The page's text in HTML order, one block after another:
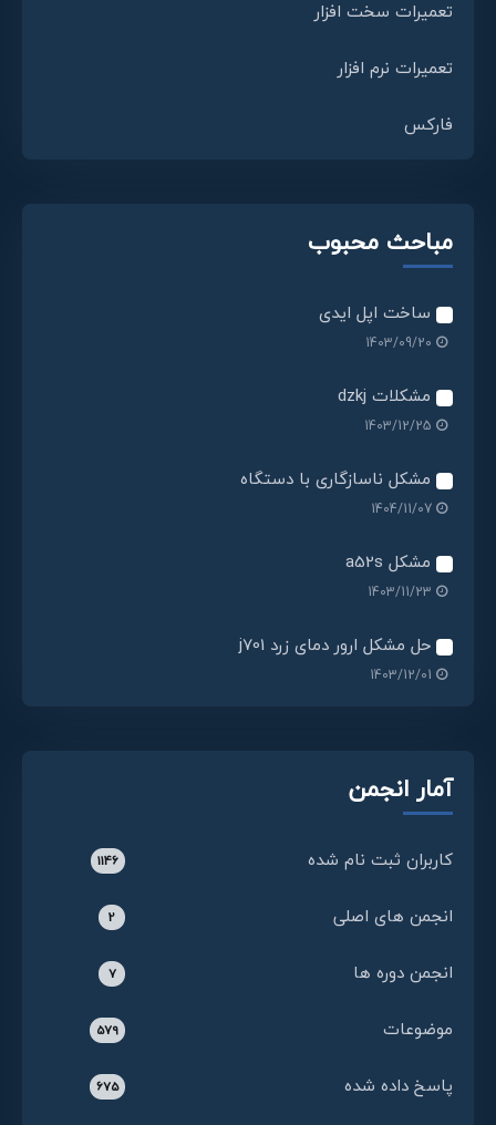
تعمیرات سخت افزار
تعمیرات نرم افزار
فارکس
مباحث محبوب
ساخت اپل ایدی
1403/09/20
مشکلات dzkj
1403/12/25
مشکل ناسازگاری با دستگاه
1404/11/07
مشکل a52s
1403/11/23
حل مشکل ارور دمای زرد j701
1403/12/01
آمار انجمن
کاربران ثبت نام شده 1146
انجمن های اصلی 2
انجمن دوره ها 7
موضوعات 579
پاسخ داده شده 675